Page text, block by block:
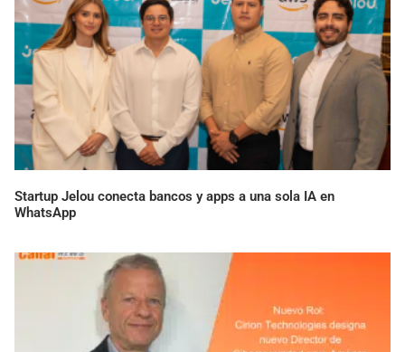
Startup Jelou conecta bancos y apps a una sola IA en
WhatsApp